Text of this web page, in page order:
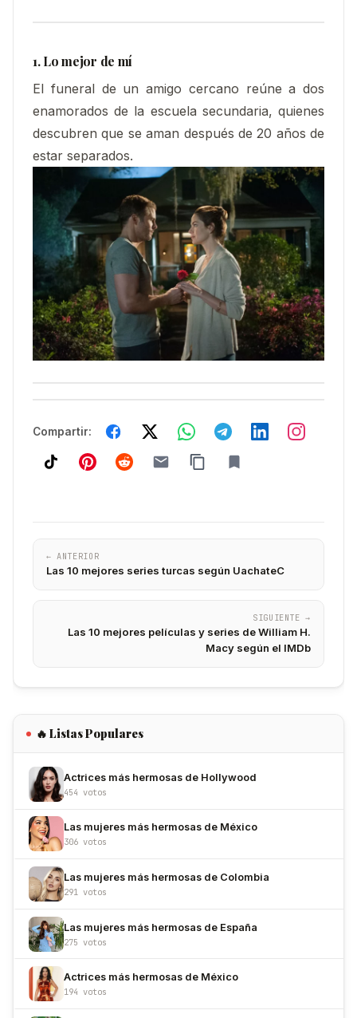
1. Lo mejor de mí
El funeral de un amigo cercano reúne a dos
enamorados de la escuela secundaria, quienes
descubren que se aman después de 20 años de
estar separados.
Compartir:
← ANTERIOR
Las 10 mejores series turcas según UachateC
SIGUIENTE →
Las 10 mejores películas y series de William H.
Macy según el IMDb
🔥 Listas Populares
Actrices más hermosas de Hollywood
454 votos
Las mujeres más hermosas de México
306 votos
Las mujeres más hermosas de Colombia
291 votos
Las mujeres más hermosas de España
275 votos
Actrices más hermosas de México
194 votos